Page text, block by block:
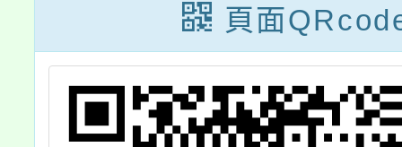
頁面